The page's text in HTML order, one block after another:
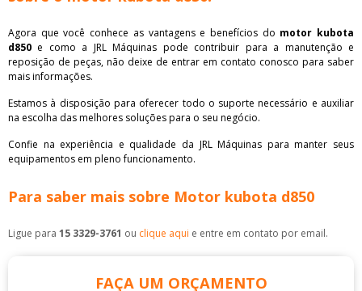
Agora que você conhece as vantagens e benefícios do motor kubota
d850 e como a JRL Máquinas pode contribuir para a manutenção e
reposição de peças, não deixe de entrar em contato conosco para saber
mais informações.
Estamos à disposição para oferecer todo o suporte necessário e auxiliar
na escolha das melhores soluções para o seu negócio.
Confie na experiência e qualidade da JRL Máquinas para manter seus
equipamentos em pleno funcionamento.
Para saber mais sobre Motor kubota d850
Ligue para 15 3329-3761 ou clique aqui e entre em contato por email.
FAÇA UM ORÇAMENTO